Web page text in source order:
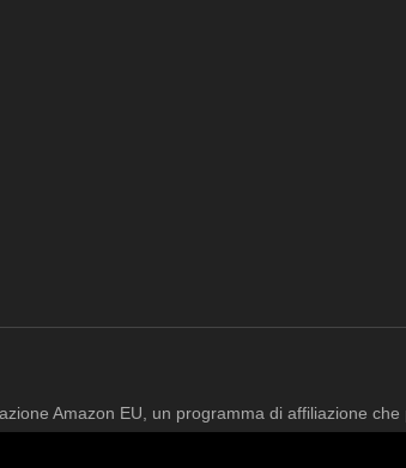
Amazon EU, un programma di affiliazione